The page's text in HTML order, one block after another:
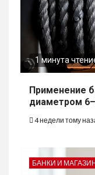
1 минута
Применение
диаметром
4 недели тому
БАНКИ И